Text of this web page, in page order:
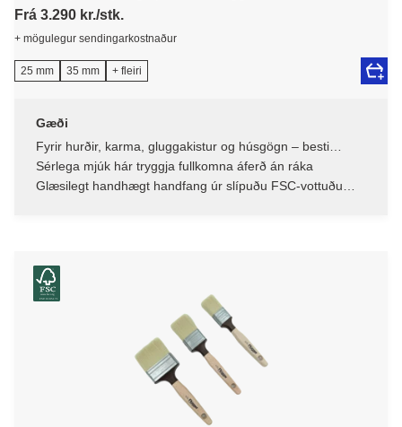
Frá 3.290 kr./stk.
+ mögulegur sendingarkostnaður
25 mm 35 mm + fleiri
Gæði
Fyrir hurðir, karma, gluggakistur og húsgögn – besti
alhliða pensillinn
Sérlega mjúk hár tryggja fullkomna áferð án ráka
Glæsilegt handhægt handfang úr slípuðu FSC-vottuðu